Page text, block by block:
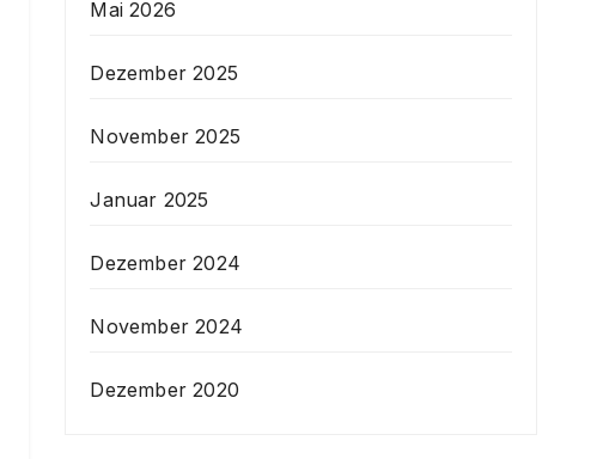
Mai 2026
Dezember 2025
November 2025
Januar 2025
Dezember 2024
November 2024
Dezember 2020